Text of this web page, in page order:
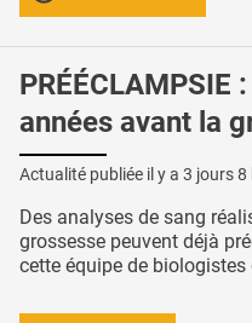
PRÉÉCLAMPSIE
années avant la
Actualité publiée il y a 3 jours 8
Des analyses de sang
grossesse peuvent déjà
cette équipe de biologistes